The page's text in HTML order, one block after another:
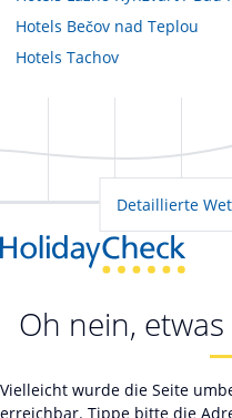
Hotels Bečov nad Teplou
Hotels Tachov
Detaillierte
Oh nein,
Vielleicht wurde die Seite
erreichbar. Tippe bitte die